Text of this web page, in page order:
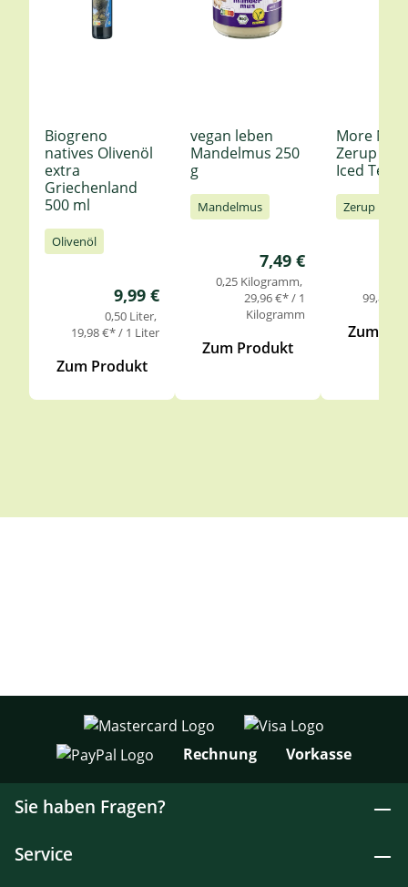
Biogreno
natives Olivenöl
extra
Griechenland
500 ml
Olivenöl
Regulärer Preis:
9,99 €
0,50 Liter
19,98 €* / 1 Liter
Zum Produkt
vegan leben
Mandelmus 250
g
Mandelmus
Regulärer Preis:
7,49 €
0,25 Kilogramm
29,96 €* / 1
Kilogramm
Zum Produkt
More
Zerup
Iced Tea
Zerup
99,85
Zum
Rechnung Vorkasse
Sie haben Fragen?
Service